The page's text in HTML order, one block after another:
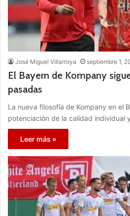
José Miguel Villarroya septiembre 1,
El Bayern de Kompany
pasadas
La nueva filosofía de Kompany en el
potenciación de la calidad individual
Leer más »